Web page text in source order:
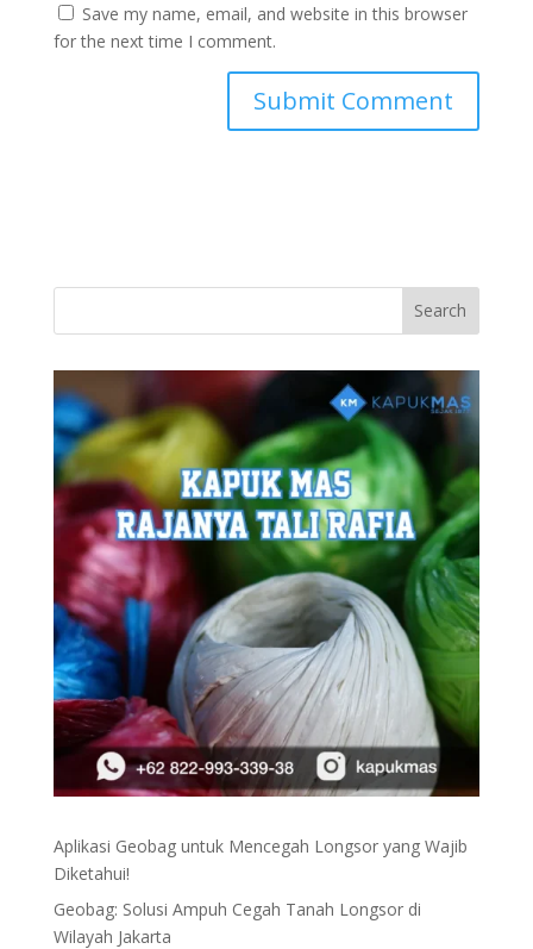
Save my name, email, and website in this browser
for the next time I comment.
Aplikasi Geobag untuk Mencegah Longsor yang Wajib
Diketahui!
Geobag: Solusi Ampuh Cegah Tanah Longsor di
Wilayah Jakarta